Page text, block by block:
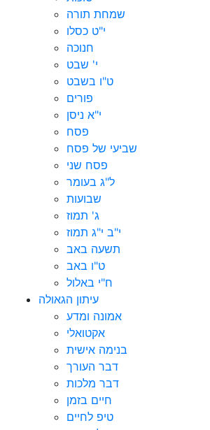
שמחת תורה
י"ט כסלו
חנוכה
י' שבט
ט"ו בשבט
פורים
י"א ניסן
פסח
שביעי של פסח
פסח שני
ל"ג בעומר
שבועות
ג' תמוז
י"ב י"ג תמוז
תשעה באב
ט"ו באב
ח"י באלול
עיתון הגאולה
אמונה ומדע
אקטואלי
בנימה אישית
דבר העורך
דבר מלכות
חיים בזמן
טיפ לחיים